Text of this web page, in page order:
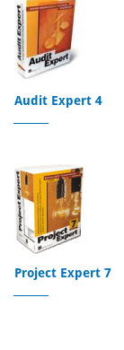
Audit Expert 4
Project Expert 7